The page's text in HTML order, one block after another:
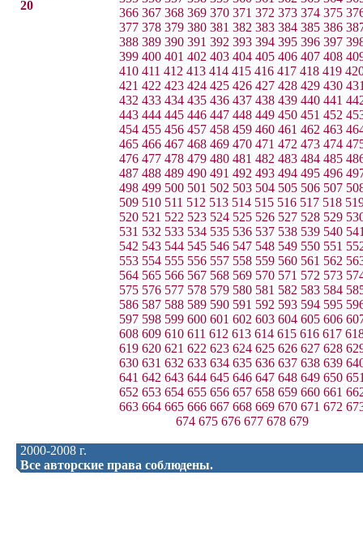
20
366 367 368 369 370 371 372 373 374 375
377 378 379 380 381 382 383 384 385 386
388 389 390 391 392 393 394 395 396 397
399 400 401 402 403 404 405 406 407 408
410 411 412 413 414 415 416 417 418 419
421 422 423 424 425 426 427 428 429 430
432 433 434 435 436 437 438 439 440 441
443 444 445 446 447 448 449 450 451 452
454 455 456 457 458 459 460 461 462 463
465 466 467 468 469 470 471 472 473 474
476 477 478 479 480 481 482 483 484 485
487 488 489 490 491 492 493 494 495 496
498 499 500 501 502 503 504 505 506 507
509 510 511 512 513 514 515 516 517 518
520 521 522 523 524 525 526 527 528 529
531 532 533 534 535 536 537 538 539 540
542 543 544 545 546 547 548 549 550 551
553 554 555 556 557 558 559 560 561 562
564 565 566 567 568 569 570 571 572 573
575 576 577 578 579 580 581 582 583 584
586 587 588 589 590 591 592 593 594 595
597 598 599 600 601 602 603 604 605 606
608 609 610 611 612 613 614 615 616 617
619 620 621 622 623 624 625 626 627 628
630 631 632 633 634 635 636 637 638 639
641 642 643 644 645 646 647 648 649 650
652 653 654 655 656 657 658 659 660 661
663 664 665 666 667 668 669 670 671 672
674 675 676 677 678 679
2000-2008 г.
Все авторские права соблюдены.